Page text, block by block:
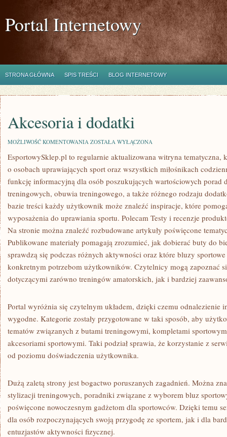
Portal Internetowy
STRONA GŁÓWNA SPIS TREŚCI BLOG INTERNETOWY
Akcesoria i dodatki
MOŻLIWOŚĆ KOMENTOWANIA AKCESORIA
DODATKI
ZOSTAŁA WYŁĄCZONA
EsportowySklep.pl to regularnie aktualizowana witryna tematyczna,
o osobach uprawiających sport oraz wszystkich miłośnikach
funkcję informacyjną dla osób poszukujących wartościowych porad
treningowych, obuwia treningowego, a także różnego rodzaju
bazie treści każdy użytkownik może znaleźć inspiracje, które
wyposażenia do uprawiania sportu. Polecam Testy i recenzje
Na stronie można znaleźć rozbudowane artykuły poświęcone
Publikowane materiały pomagają zrozumieć, jak dobierać buty do
sprawdzą się podczas różnych aktywności oraz które bluzy
konkretnym potrzebom użytkowników. Czytelnicy mogą zapoznać
dotyczącymi zarówno treningów amatorskich, jak i bardziej
Portal wyróżnia się czytelnym układem, dzięki czemu odnalezienie
wygodne. Kategorie zostały przygotowane w taki sposób, aby
tematów związanych z butami treningowymi, kompletami
akcesoriami sportowymi. Taki podział sprawia, że korzystanie z
od poziomu doświadczenia użytkownika.
Dużą zaletą strony jest bogactwo poruszanych zagadnień. Można
stylizacji treningowych, poradniki związane z wyborem bluz
poświęcone nowoczesnym gadżetom dla sportowców. Dzięki temu
dla osób rozpoczynających swoją przygodę ze sportem, jak i dla
entuzjastów aktywności fizycznej.